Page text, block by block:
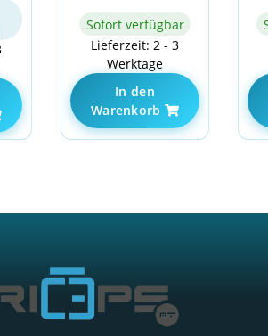
Sofort verfügbar
Lieferzeit: 2 - 3
Werktage
In den
Warenkorb